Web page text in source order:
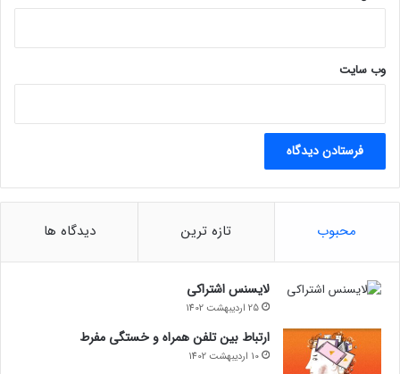
وب‌ سایت
محبوب تازه ترین دیدگاه ها
لایسنس اشتراکی
25 اردیبهشت 1402
ارتباط بین تلفن همراه و خستگی مفرط
10 اردیبهشت 1402